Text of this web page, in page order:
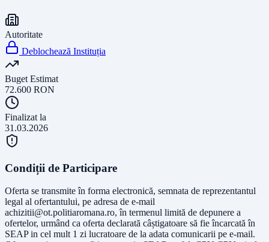
Autoritate
Deblochează Instituția
Buget Estimat
72.600 RON
Finalizat la
31.03.2026
Condiții de Participare
Oferta se transmite în forma electronică, semnata de reprezentantul
legal al ofertantului, pe adresa de e-mail
achizitii@ot.politiaromana.ro, în termenul limită de depunere a
ofertelor, urmând ca oferta declarată câștigatoare să fie încarcată în
SEAP in cel mult 1 zi lucratoare de la adata comunicarii pe e-mail.